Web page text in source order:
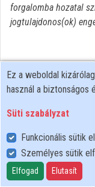
forgalomba hozatal
jogtulajdonos(ok)
Felhasználói szabályzat
Adatkezelési tájékoztató
Süti szabályzat
Ez a weboldal
használ a biztonságos
Süti szabályzat
Funkcionális sütik
Személyes sütik
Elfogad Elutasít